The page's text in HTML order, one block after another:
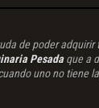
de poder adquirir
Pesadaque a
uno no tiene